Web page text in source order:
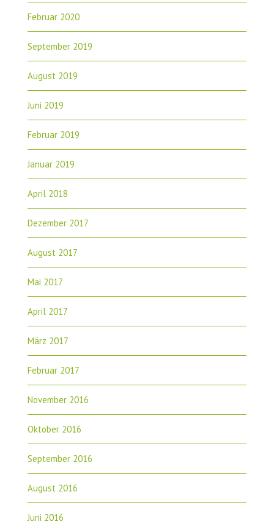
Februar 2020
September 2019
August 2019
Juni 2019
Februar 2019
Januar 2019
April 2018
Dezember 2017
August 2017
Mai 2017
April 2017
März 2017
Februar 2017
November 2016
Oktober 2016
September 2016
August 2016
Juni 2016